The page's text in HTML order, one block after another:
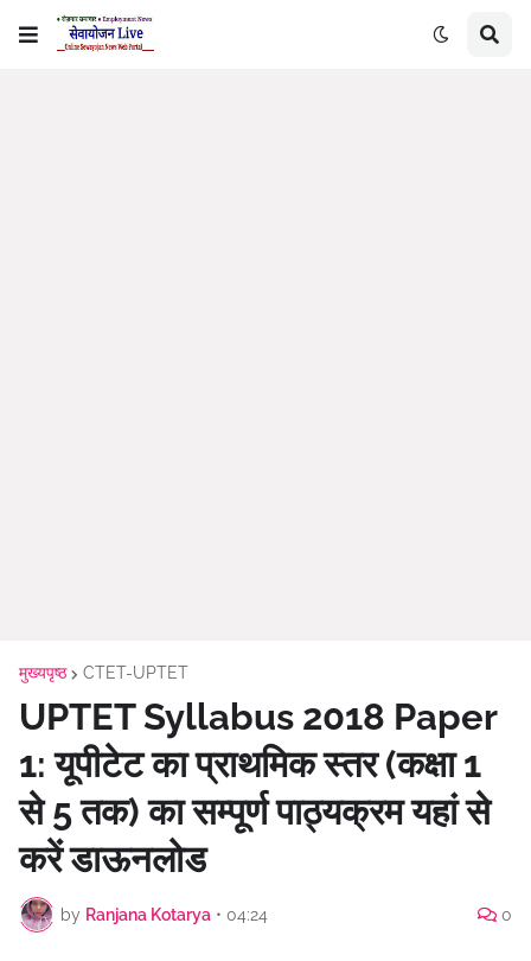
मुख्यपृष्ठ CTET-UPTET
UPTET Syllabus 2018 Paper
1: यूपीटेट का प्राथमिक स्तर (कक्षा 1
से 5 तक) का सम्पूर्ण पाठ्यक्रम यहां से
करें डाऊनलोड
by Ranjana Kotarya • 04:24 0